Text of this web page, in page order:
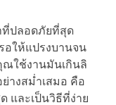
ที่ปลอดภัยที่สุด
ให้แปรงบานจน
ณใช้งานมันเกินลิ
างสม่ำเสมอ คือ
และเป็นวิธีที่ง่าย